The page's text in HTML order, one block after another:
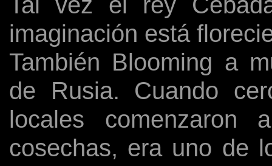
imaginación está
También Blooming a
de Rusia. Cuando
locales comenzaron
cosechas, era uno de